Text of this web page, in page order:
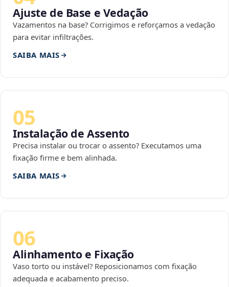
Ajuste de Base e Vedação
Vazamentos na base? Corrigimos e reforçamos a vedação
para evitar infiltrações.
SAIBA MAIS
05
Instalação de Assento
Precisa instalar ou trocar o assento? Executamos uma
fixação firme e bem alinhada.
SAIBA MAIS
06
Alinhamento e Fixação
Vaso torto ou instável? Reposicionamos com fixação
adequada e acabamento preciso.